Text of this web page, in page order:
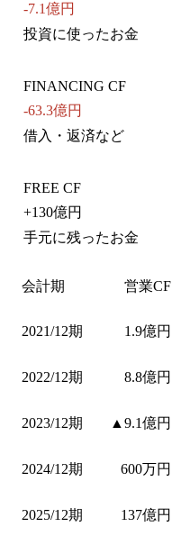
-7.1億円
投資に使ったお金
FINANCING CF
-63.3億円
借入・返済など
FREE CF
+130億円
手元に残ったお金
会計期 営業CF
2021/12期 1.9億円
2022/12期 8.8億円
2023/12期 ▲9.1億円
2024/12期 600万円
2025/12期 137億円